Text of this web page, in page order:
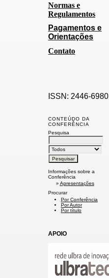
Normas e
Regulamentos
Pagamentos e
Orientações
Contato
ISSN: 2446-6980
CONTEÚDO DA
CONFERÊNCIA
Pesquisa
Informações sobre a
Conferência
» Apresentações
Procurar
Por Conferência
Por Autor
Por título
APOIO